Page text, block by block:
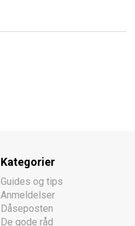
Kategorier
Guides og tips
Anmeldelser
Dåseposten
De gode råd